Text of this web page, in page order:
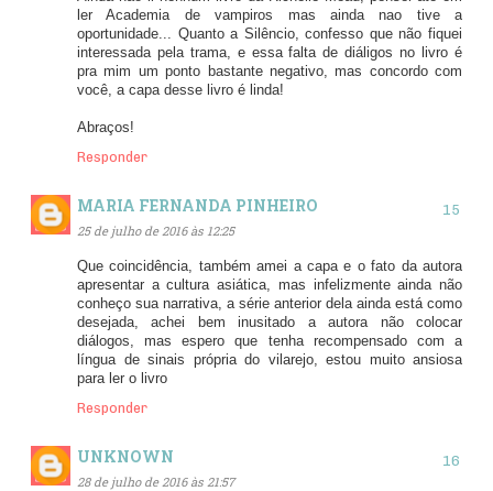
ler Academia de vampiros mas ainda nao tive a
oportunidade... Quanto a Silêncio, confesso que não fiquei
interessada pela trama, e essa falta de diáligos no livro é
pra mim um ponto bastante negativo, mas concordo com
você, a capa desse livro é linda!
Abraços!
Responder
MARIA FERNANDA PINHEIRO
25 de julho de 2016 às 12:25
Que coincidência, também amei a capa e o fato da autora
apresentar a cultura asiática, mas infelizmente ainda não
conheço sua narrativa, a série anterior dela ainda está como
desejada, achei bem inusitado a autora não colocar
diálogos, mas espero que tenha recompensado com a
língua de sinais própria do vilarejo, estou muito ansiosa
para ler o livro
Responder
UNKNOWN
28 de julho de 2016 às 21:57